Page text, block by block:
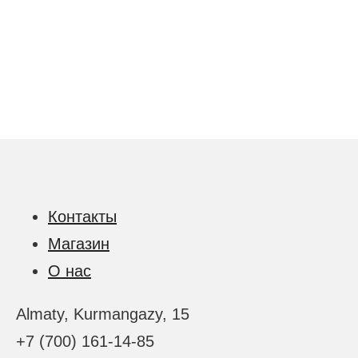
Контакты
Магазин
О нас
Almaty, Kurmangazy, 15
+7 (700) 161-14-85